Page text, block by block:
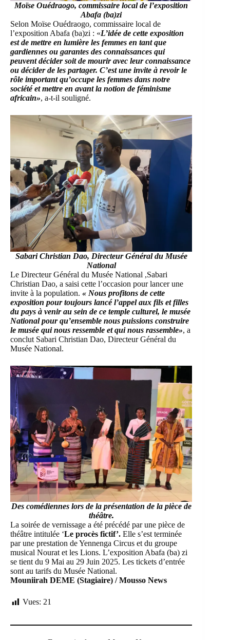
Moïse Ouédraogo, commissaire local de l’exposition
Abafa (ba)zi
Selon Moïse Ouédraogo, commissaire local de
l’exposition Abafa (ba)zi : «L’idée de cette exposition
est de mettre en lumière les femmes en tant que
gardiennes ou garantes des connaissances qui
peuvent décider soit de mourir avec leur connaissance
ou décider de les partager. C’est une invite à revoir le
rôle important qu’occupe les femmes dans notre
société et mettre en avant la notion de féminisme
africain», a-t-il souligné.
Sabari Christian Dao, Directeur Général du Musée
National
Le Directeur Général du Musée National ,Sabari
Christian Dao, a saisi cette l’occasion pour lancer une
invite à la population. « Nous profitons de cette
exposition pour toujours lancé l’appel aux fils et filles
du pays à venir au sein de ce temple culturel, le musée
National pour qu’ensemble nous puissions construire
le musée qui nous ressemble et qui nous rassemble», a
conclut Sabari Christian Dao, Directeur Général du
Musée National.
Des comédiennes lors de la présentation de la pièce de
théâtre.
La soirée de vernissage a été précédé par une pièce de
théâtre intitulée ‘Le procès fictif’. Elle s’est terminée
par une prestation de Yennenga Circus et du groupe
musical Nourat et les Lions. L’exposition Abafa (ba) zi
se tient du 9 Mai au 29 Juin 2025. Les tickets d’entrée
sont au tarifs du Musée National.
Mouniirah DEME (Stagiaire) / Mousso News
Vues: 21